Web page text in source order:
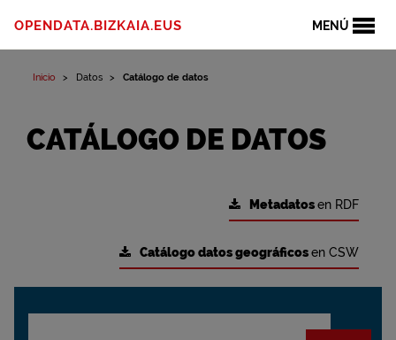
MENÚ
OPENDATA.BIZKAIA.EUS
Inicio Datos Catálogo de datos
CATÁLOGO DE DATOS
Metadatosen RDF
Catálogo datos geográficosen CSW